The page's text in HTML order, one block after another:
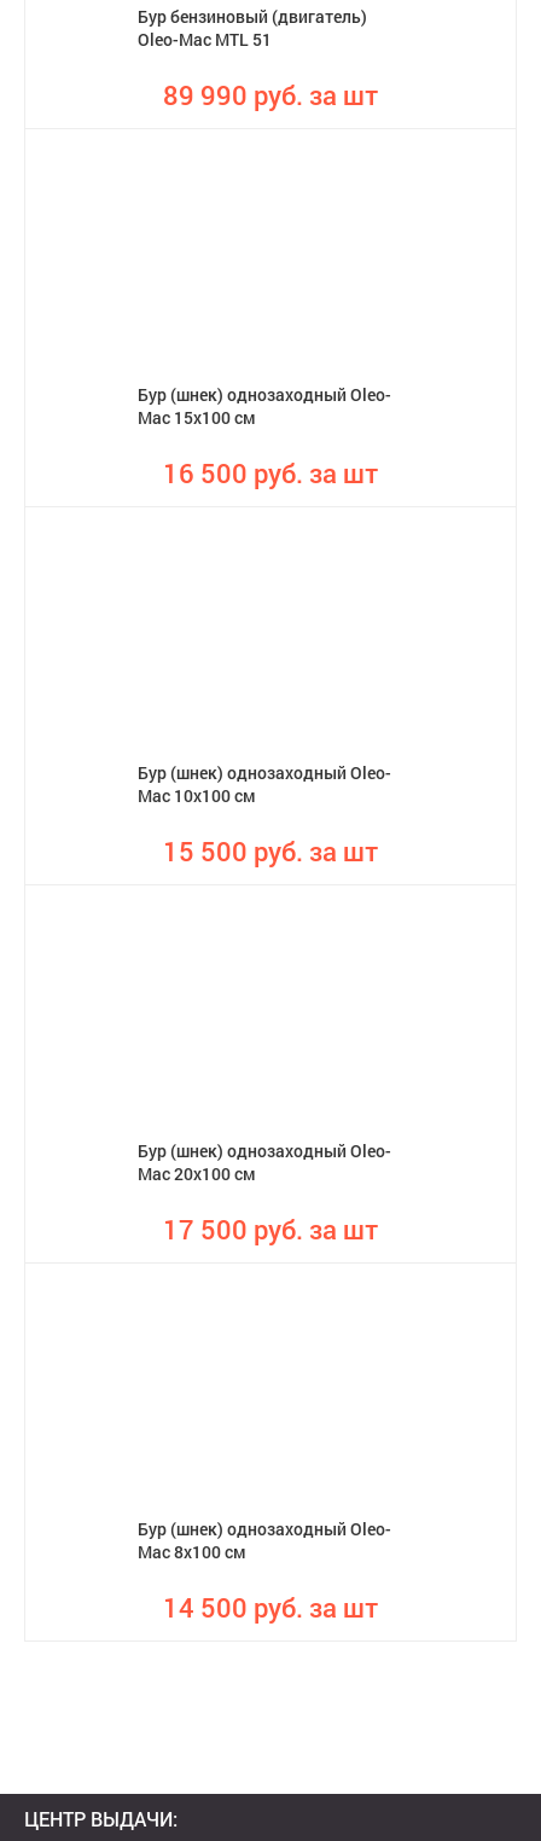
Бур бензиновый (двигатель)
Oleo-Mac MTL 51
89 990 руб. за шт
Бур (шнек) однозаходный Oleo-
Mac 15х100 см
16 500 руб. за шт
Бур (шнек) однозаходный Oleo-
Mac 10х100 см
15 500 руб. за шт
Бур (шнек) однозаходный Oleo-
Mac 20x100 см
17 500 руб. за шт
Бур (шнек) однозаходный Oleo-
Mac 8х100 см
14 500 руб. за шт
ЦЕНТР ВЫДАЧИ: